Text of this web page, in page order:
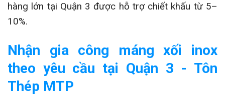
hàng lớn tại Quận 3 được hỗ trợ chiết khấu từ 5–
10%.
Nhận gia công máng xối inox
theo yêu cầu tại Quận 3 - Tôn
Thép MTP